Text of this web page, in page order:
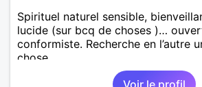
Spirituel naturel sensible,
lucide (sur bcq de choses )…
conformiste. Recherche en l’autre
chose…
Voir le profil